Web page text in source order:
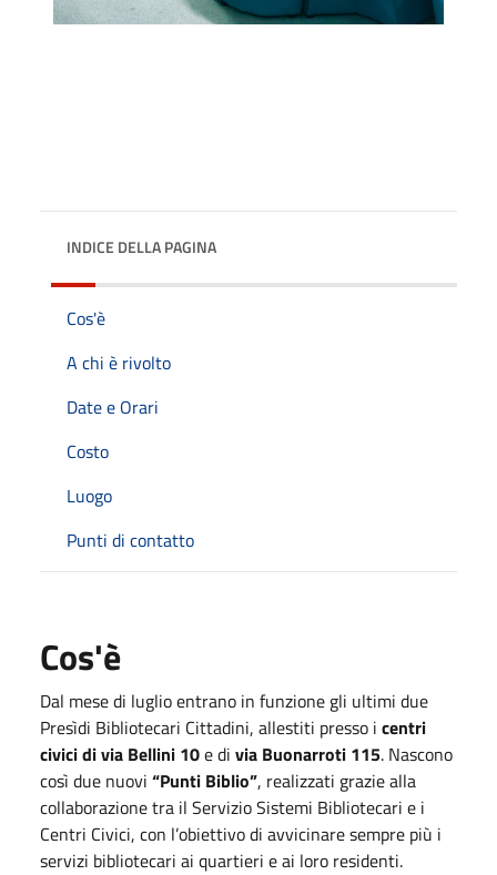
INDICE DELLA PAGINA
Cos'è
A chi è rivolto
Date e Orari
Costo
Luogo
Punti di contatto
Cos'è
Dal mese di luglio entrano in funzione gli ultimi due
Presìdi Bibliotecari Cittadini, allestiti presso i centri
civici di via Bellini 10e di via Buonarroti 115. Nascono
così due nuovi “Punti Biblio”, realizzati grazie alla
collaborazione tra il Servizio Sistemi Bibliotecari e i
Centri Civici, con l’obiettivo di avvicinare sempre più i
servizi bibliotecari ai quartieri e ai loro residenti.